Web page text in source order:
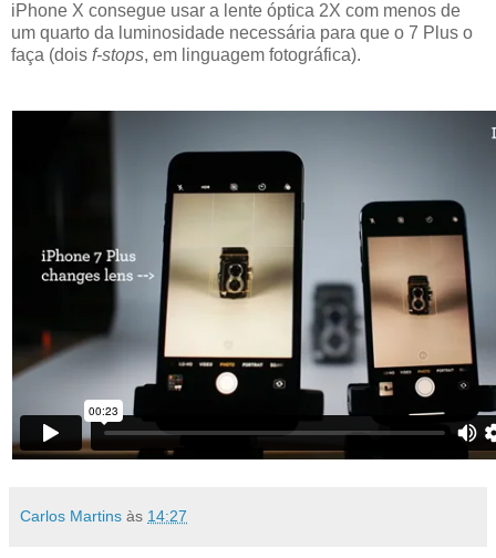
iPhone X consegue usar a lente óptica 2X com menos de
um quarto da luminosidade necessária para que o 7 Plus o
faça (dois f-stops, em linguagem fotográfica).
Carlos Martins às 14:27